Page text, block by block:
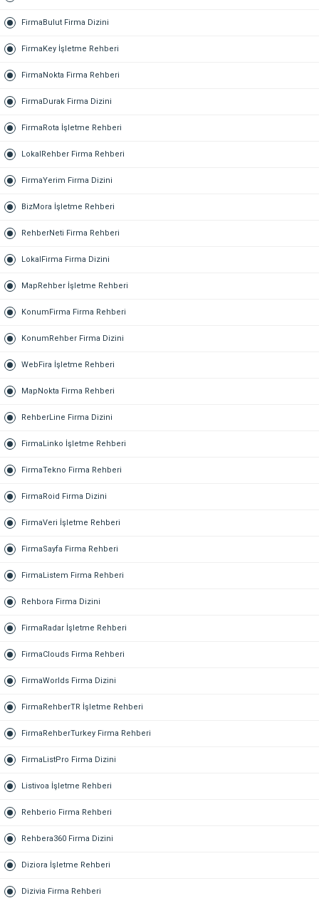
FirmaBulut Firma Dizini
FirmaKey İşletme Rehberi
FirmaNokta Firma Rehberi
FirmaDurak Firma Dizini
FirmaRota İşletme Rehberi
LokalRehber Firma Rehberi
FirmaYerim Firma Dizini
BizMora İşletme Rehberi
RehberNeti Firma Rehberi
LokalFirma Firma Dizini
MapRehber İşletme Rehberi
KonumFirma Firma Rehberi
KonumRehber Firma Dizini
WebFira İşletme Rehberi
MapNokta Firma Rehberi
RehberLine Firma Dizini
FirmaLinko İşletme Rehberi
FirmaTekno Firma Rehberi
FirmaRoid Firma Dizini
FirmaVeri İşletme Rehberi
FirmaSayfa Firma Rehberi
FirmaListem Firma Rehberi
Rehbora Firma Dizini
FirmaRadar İşletme Rehberi
FirmaClouds Firma Rehberi
FirmaWorlds Firma Dizini
FirmaRehberTR İşletme Rehberi
FirmaRehberTurkey Firma Rehberi
FirmaListPro Firma Dizini
Listivoa İşletme Rehberi
Rehberio Firma Rehberi
Rehbera360 Firma Dizini
Diziora İşletme Rehberi
Dizivia Firma Rehberi